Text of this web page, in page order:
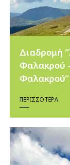
Διαδρομή
Φαλακρού
Φαλακρού”
ΠΕΡΙΣΣΌΤΕΡΑ